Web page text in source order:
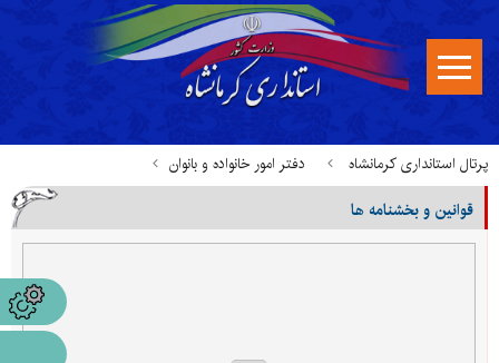
پرتال استانداری کرمانشاه دفتر امور خانواده و بانوان
قوانین، بخشنامه ها و مستندات
قوانین و بخشنامه ها